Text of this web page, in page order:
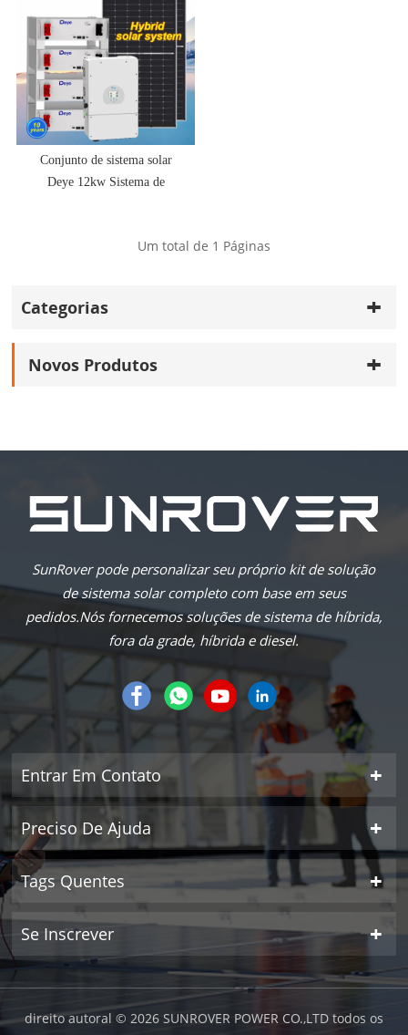
Conjunto de sistema solar
Deye 12kw Sistema de
híbrido de 12kw com bateria
Um total de 1 Páginas
Categorias
Novos Produtos
SunRover pode personalizar seu próprio kit de solução
de sistema solar completo com base em seus
pedidos.Nós fornecemos soluções de sistema de híbrida,
fora da grade, híbrida e diesel.
Entrar Em Contato
Preciso De Ajuda
Tags Quentes
Se Inscrever
direito autoral © 2026 SUNROVER POWER CO.,LTD todos os